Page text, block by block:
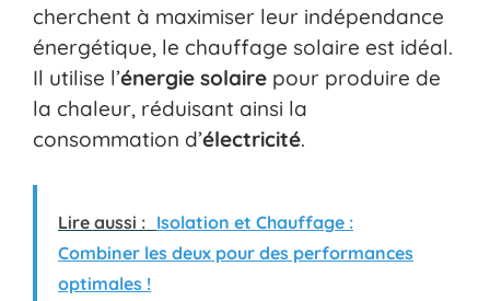
cherchent à maximiser leur indépendance
énergétique, le chauffage solaire est idéal.
Il utilise l’énergie solaire pour produire de
la chaleur, réduisant ainsi la
consommation d’électricité.
Lire aussi : Isolation et Chauffage :
Combiner les deux pour des performances
optimales !